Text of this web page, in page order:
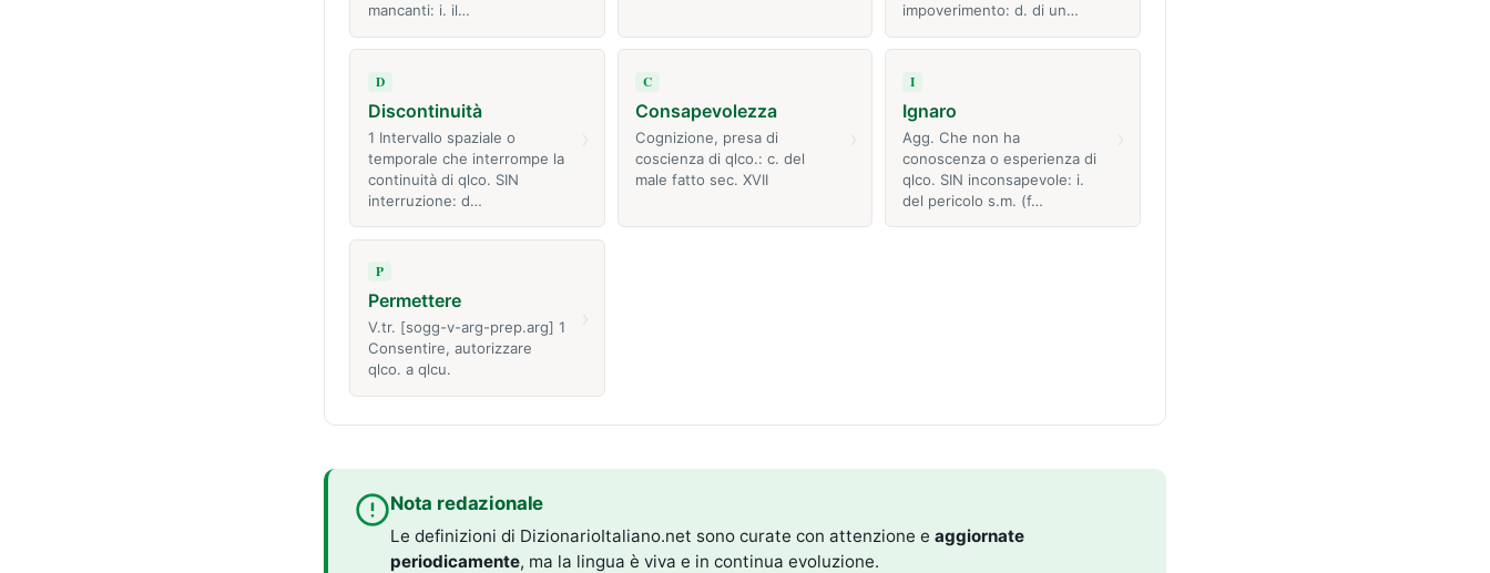
mancanti: i. il…
impoverimento: d. di un…
D
Discontinuità
1 Intervallo spaziale o
temporale che interrompe la
continuità di qlco. SIN
interruzione: d…
C
Consapevolezza
Cognizione, presa di
coscienza di qlco.: c. del
male fatto sec. XVII
I
Ignaro
Agg. Che non ha
conoscenza o esperienza di
qlco. SIN inconsapevole: i.
del pericolo s.m. (f…
P
Permettere
V.tr. [sogg-v-arg-prep.arg] 1
Consentire, autorizzare
qlco. a qlcu.
Nota redazionale
Le definizioni di DizionarioItaliano.net sono curate con attenzione e aggiornate
periodicamente, ma la lingua è viva e in continua evoluzione.